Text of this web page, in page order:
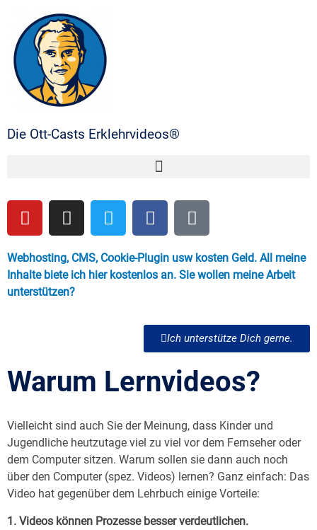
Die Ott-Casts Erklehrvideos®
Webhosting, CMS, Cookie-Plugin usw kosten Geld. All meine
Inhalte biete ich hier kostenlos an. Sie wollen meine Arbeit
unterstützen?
Ich unterstütze Dich gerne.
Warum Lernvideos?
Vielleicht sind auch Sie der Meinung, dass Kinder und
Jugendliche heutzutage viel zu viel vor dem Fernseher oder
dem Computer sitzen. Warum sollen sie dann auch noch
über den Computer (spez. Videos) lernen? Ganz einfach: Das
Video hat gegenüber dem Lehrbuch einige Vorteile:
1. Videos können Prozesse besser verdeutlichen.